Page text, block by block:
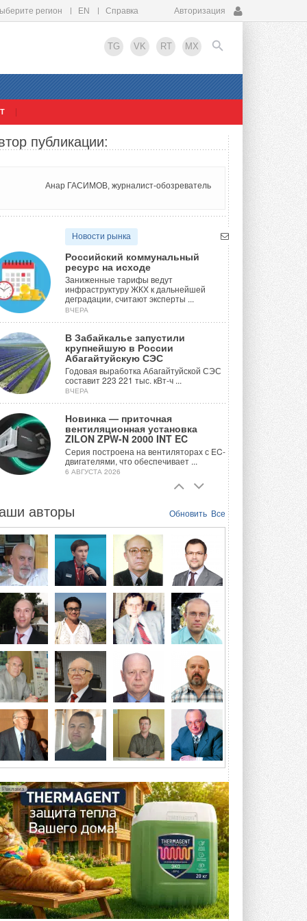
регион EN Справка Авторизация
TG VK RT MX
EN
публикации:
Анар ГАСИМОВ, журналист-обозреватель
Новости рынка
Российский коммунальный
ресурс на исходе
Заниженные тарифы ведут
инфраструктуру ЖКХ к дальнейшей
деградации, считают эксперты ...
ВЧЕРА
В Забайкалье запустили
крупнейшую в России
Абагайтуйскую СЭС
Годовая выработка Абагайтуйской СЭС
составит 223 221 тыс. кВт-ч ...
ВЧЕРА
Новинка — приточная
вентиляционная установка
ZILON ZPW-N 2000 INT EC
Серия построена на вентиляторах с EC-
двигателями, что обеспечивает ...
6 АВГУСТА 2026
каскадную установку,
объединяющую солнечную и
геотермальную энергию
Природосберегающие технологии ...
6 АВГУСТА 2026
Для Арктики создали
технологию защиты
ветрогенераторов от аварий
Разработка учитывает влияние
мерзлоты, обледенения и снеговых ...
6 АВГУСТА 2026
Гибридный тепловой насос PV/T
с одним общим испарителем
Исследователи предложили
конструкцию двухисточникового ...
5 АВГУСТА 2026
21-й ежегодный форум
«ЦОД-2026»
Мероприятие пройдет 2-3 сентября в
посетит более двух тысяч участников ...
5 АВГУСТА 2026
Китайская Shenling представила
линейку тепловых насосов
«воздух-вода» на R290
Серия ThermaX R290 All-In-One
включает три модели ...
4 АВГУСТА 2026
Тепловые насосы в связке с
солнечной генерацией и
Обновить Все
авторы
Реклама